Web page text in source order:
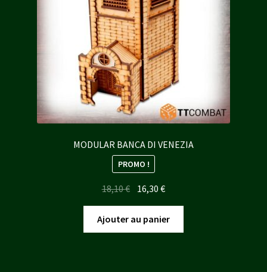
MODULAR BANCA DI VENEZIA
PROMO !
18,10€ Le
initial
était :
16,30€Le
actuel
est :
Ajouter au panier